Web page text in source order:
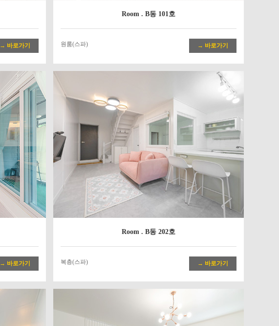
→ 바로가기
Room . B동 101호
원룸(스파) → 바로가기
→ 바로가기
Room . B동 202호
복층(스파) → 바로가기